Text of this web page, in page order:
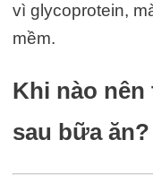
vì glycoprotein,
mềm.
Khi nào nên
sau bữa ăn?